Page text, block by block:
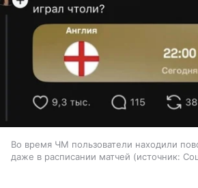
Во время ЧМ пользователи находили
даже в расписании матчей
источник: